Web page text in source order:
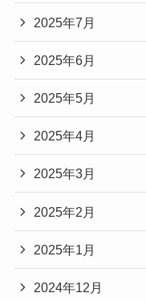
2025年7月
2025年6月
2025年5月
2025年4月
2025年3月
2025年2月
2025年1月
2024年12月